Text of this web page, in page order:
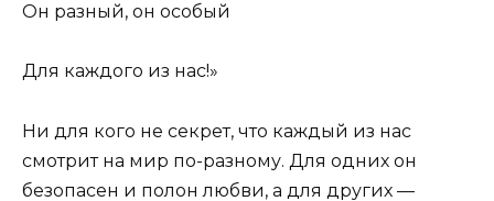
Он разный, он особый
Для каждого из нас!»
Ни для кого не секрет, что каждый из нас
смотрит на мир по-разному. Для одних он
безопасен и полон любви, а для других —